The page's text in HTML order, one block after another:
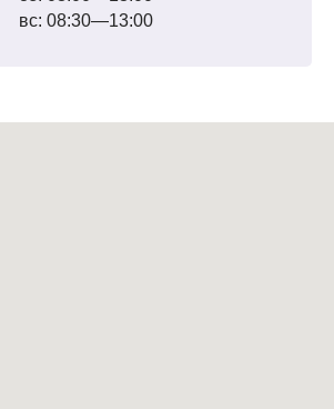
вс: 08:30—13:00